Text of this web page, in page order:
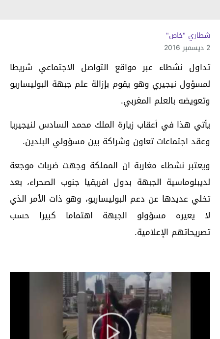
شطاري "خاص"
2 ديسمبر 2016
تداول نشطاء عبر مواقع التواصل الاجتماعي شريطا
لمسؤول نيجيري وهو يقوم بإزالة علم جبهة البوليساريو
وتعويضه بالعلم المغربي.
يأتي هذا في أعقاب زيارة الملك محمد السادس لنيجيريا
وعقد اجتماعات تعاون وشراكة بين مسؤولي البلدين.
ويعتبر نشطاء مغاربة ان المملكة وجهت ضربات موجعة
لديبلوماسية الجبهة بدول افريقيا جنوب الصحراء، بعد
تخلي عديدها عن دعم البوليساريو، وهو ذات الأمر الذي
لا يعيره مسؤولو الجبهة اهتماما كبيرا حسب
تصريحاتهم الإعلامية.